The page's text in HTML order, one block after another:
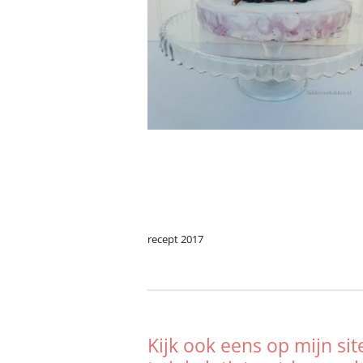
recept 2017
Kijk ook eens op mijn